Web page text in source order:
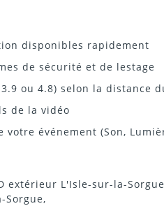
disponibles rapidement
de sécurité et de lestage
ou 4.8) selon la distance
de la vidéo
événement (Son,
extérieur L'Isle-sur-la-
Sorgue,